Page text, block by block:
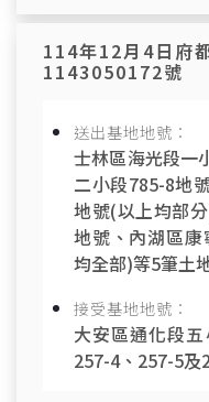
114年12月4日府
1143050172號
送出基地地號：
士林區海光段一
二小段785-8地
地號(以上均部
地號、內湖區
均全部)等5筆土
接受基地地號：
大安區通化段
257-4、257-5及